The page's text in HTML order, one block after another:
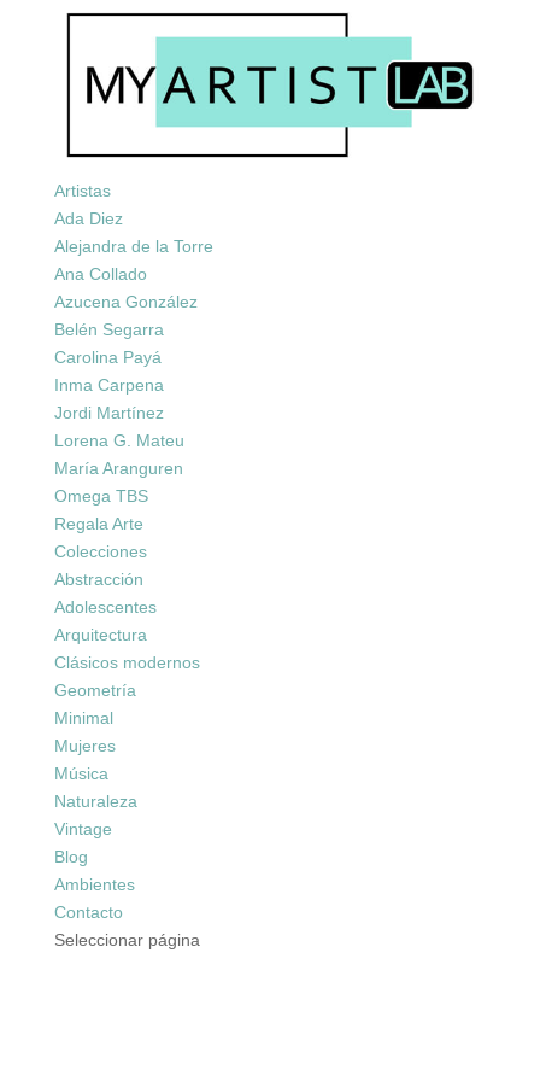
Artistas
Ada Diez
Alejandra de la Torre
Ana Collado
Azucena González
Belén Segarra
Carolina Payá
Inma Carpena
Jordi Martínez
Lorena G. Mateu
María Aranguren
Omega TBS
Regala Arte
Colecciones
Abstracción
Adolescentes
Arquitectura
Clásicos modernos
Geometría
Minimal
Mujeres
Música
Naturaleza
Vintage
Blog
Ambientes
Contacto
Seleccionar página